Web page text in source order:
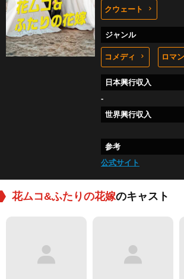
クウェート
ジャンル
コメディ ロマ
日本興行収入
-
世界興行収入
参考
公式サイト
花ムコ&ふたりの花嫁のキャスト